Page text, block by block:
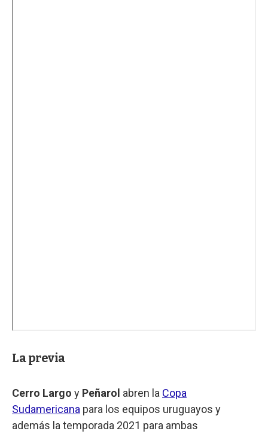
La previa
Cerro Largo y Peñarol abren la Copa
Sudamericana para los equipos uruguayos y
además la temporada 2021 para ambas